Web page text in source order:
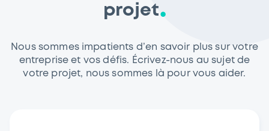
projet
Nous sommes impatients d’en savoir plus sur votre
entreprise et vos défis. Écrivez-nous au sujet de
votre projet, nous sommes là pour vous aider.